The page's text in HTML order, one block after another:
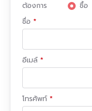
ต้องการ
ซื้อ
ชื่อ
อีเมล์
โทรศัพท์